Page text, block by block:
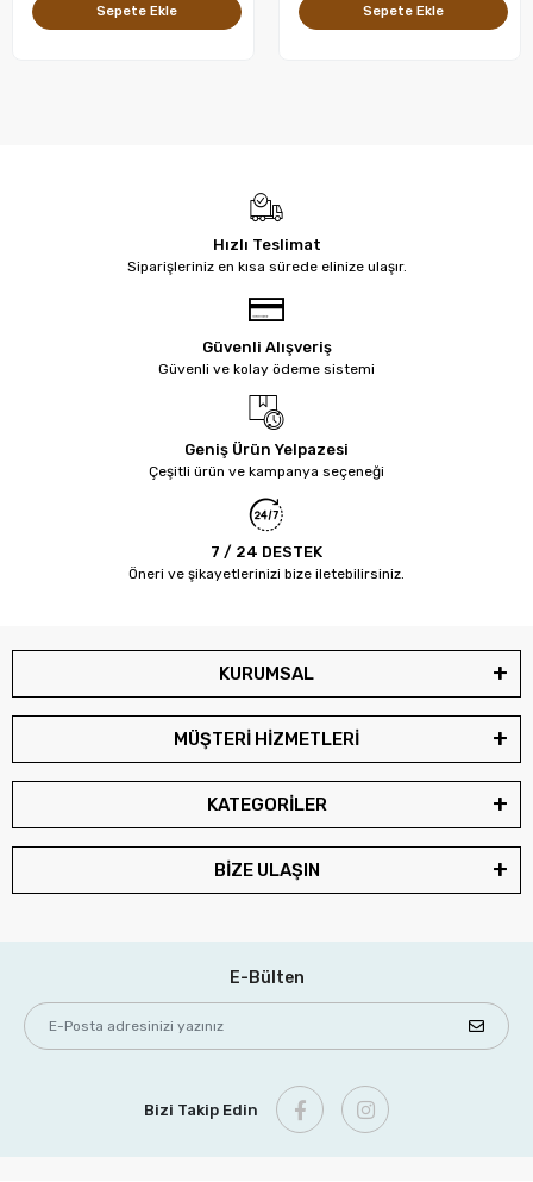
Sepete Ekle Sepete Ekle
Hızlı Teslimat
Siparişleriniz en kısa sürede elinize ulaşır.
Güvenli Alışveriş
Güvenli ve kolay ödeme sistemi
Geniş Ürün Yelpazesi
Çeşitli ürün ve kampanya seçeneği
7 / 24 DESTEK
Öneri ve şikayetlerinizi bize iletebilirsiniz.
KURUMSAL
MÜŞTERİ HİZMETLERİ
KATEGORİLER
BİZE ULAŞIN
E-Bülten
Bizi Takip Edin